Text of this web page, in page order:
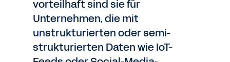
vorteilhaft sind sie für
Unternehmen, die mit
unstrukturierten oder semi-
strukturierten Daten wie IoT-